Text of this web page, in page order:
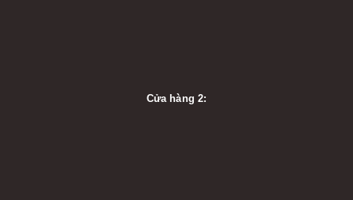
Cửa hàng 2: